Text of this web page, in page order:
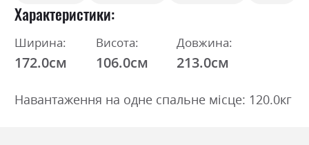
Характеристики
Ширина:
172.0см
Висота:
106.0см
Довжина:
213.0см
Навантаження на одне спальне місце: 120.0кг